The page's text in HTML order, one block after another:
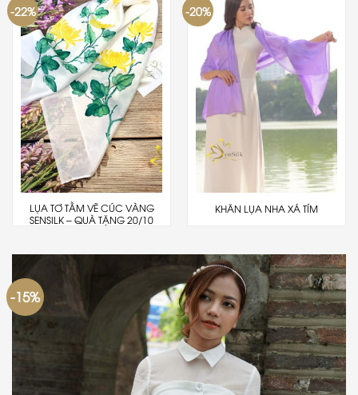
-22%
LỤA TƠ TẰM VẼ CÚC VÀNG
SENSILK – QUÀ TẶNG 20/10
-20%
KHĂN LỤA NHA XÁ TÍM
-15%